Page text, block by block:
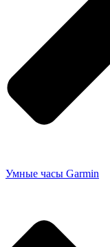
Умные часы Garmin